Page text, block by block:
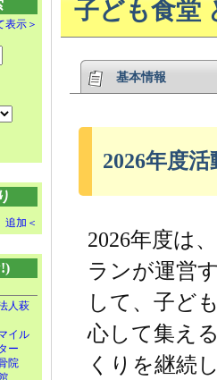
表示＞
追加＜
人萩
イル
ー
院
子ども食堂
基本情報
2026年度活
2026年度は
ランが運営
して、子ど
心して集え
くりを継続